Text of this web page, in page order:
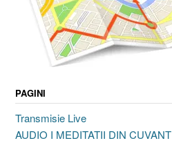
PAGINI
Transmisie Live
AUDIO I MEDITATII DIN CUVANT